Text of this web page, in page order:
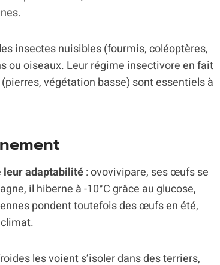
insectes nuisibles (fourmis, coléoptères,
ou oiseaux. Leur régime insectivore en fait
végétation basse) sont essentiels à
leur adaptabilité: ovovivipare, ses œufs se
il hiberne à -10°C grâce au glucose,
pondent toutefois des œufs en été,
les voient s’isoler dans des terriers,